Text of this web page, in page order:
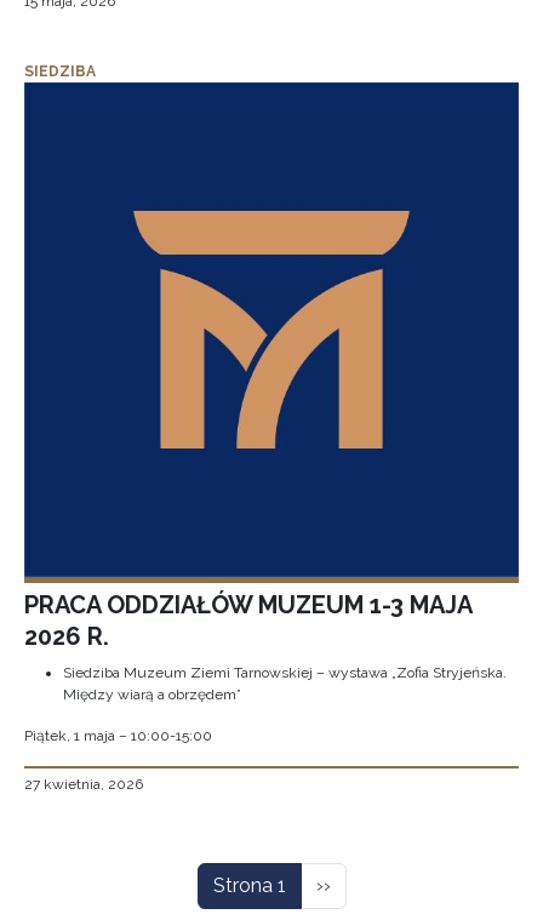
SIEDZIBA
PRACA ODDZIAŁÓW MUZEUM 1-3 MAJA
2026 R.
Siedziba Muzeum Ziemi Tarnowskiej – wystawa „Zofia Stryjeńska.
Między wiarą a obrzędem”
Piątek, 1 maja – 10:00-15:00
27 kwietnia, 2026
Strona 1 Następna strona
››